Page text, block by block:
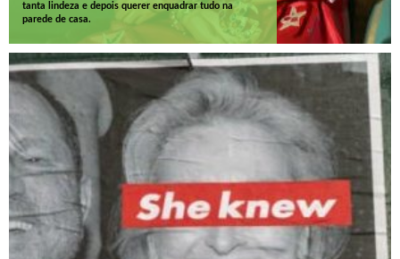
tanta lindeza e depois querer enquadrar tudo na
parede de casa.